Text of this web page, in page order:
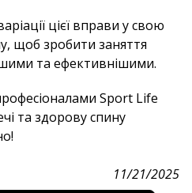
цієї вправи у свою
щоб зробити заняття
та ефективнішими.
Sport Life
та здорову спину
11/21/2025